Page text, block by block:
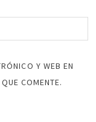
Y WEB EN
COMENTE.